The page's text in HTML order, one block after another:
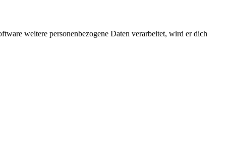
weitere personenbezogene Daten verarbeitet, wird er dich